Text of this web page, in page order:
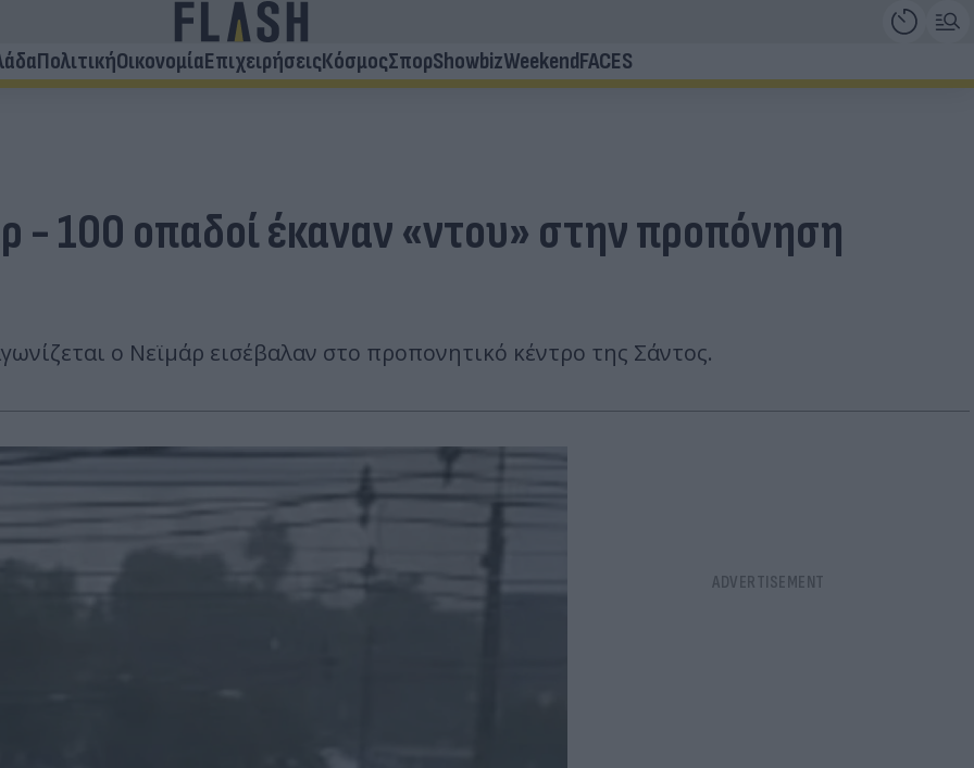
ΠολιτικήΟικονομίαΕπιχειρήσειςΚόσμοςΣπορShowbizWeekendFACES
- 100 οπαδοί έκαναν «ντου» στην προπόνηση
ο Νεϊμάρ εισέβαλαν στο προπονητικό κέντρο της Σάντος.